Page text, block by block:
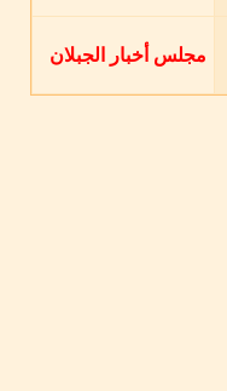
مجلس أخبار الجبلان